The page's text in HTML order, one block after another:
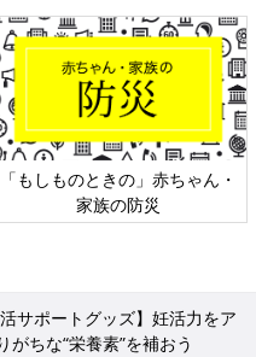
リーフレッ
六星占術 細木か
活サポートグッズ】妊活力をア
ちな“栄養素”を補おう